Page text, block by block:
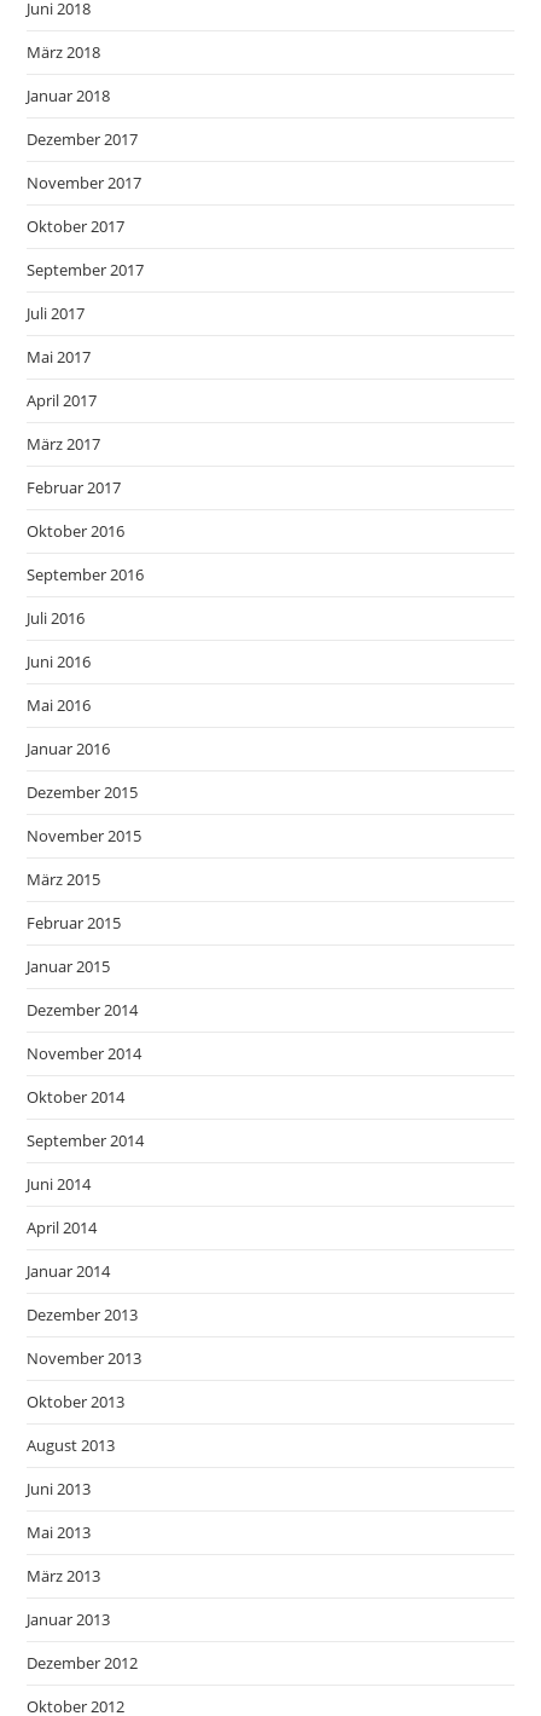
Juni 2018
März 2018
Januar 2018
Dezember 2017
November 2017
Oktober 2017
September 2017
Juli 2017
Mai 2017
April 2017
März 2017
Februar 2017
Oktober 2016
September 2016
Juli 2016
Juni 2016
Mai 2016
Januar 2016
Dezember 2015
November 2015
März 2015
Februar 2015
Januar 2015
Dezember 2014
November 2014
Oktober 2014
September 2014
Juni 2014
April 2014
Januar 2014
Dezember 2013
November 2013
Oktober 2013
August 2013
Juni 2013
Mai 2013
März 2013
Januar 2013
Dezember 2012
Oktober 2012